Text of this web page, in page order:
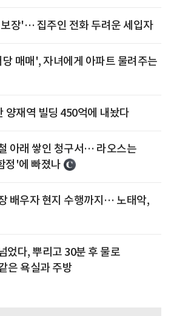
장'… 집주인 전화 두려운 세입자
매매', 자녀에게 아파트 물려주는
양재역 빌딩 450억에 내놨다
아래 쌓인 청구서… 라오스는
정'에 빠졌나
배우자 현지 수행까지… 노태악,
었다, 뿌리고 30분 후 물로
은 욕실과 주방